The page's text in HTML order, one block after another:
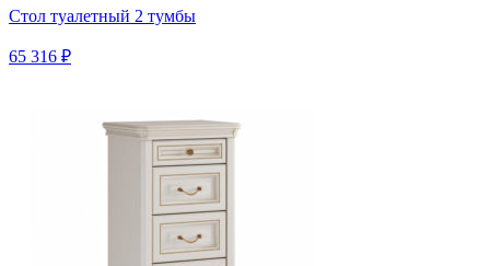
Стол туалетный 2 тумбы
65 316 ₽